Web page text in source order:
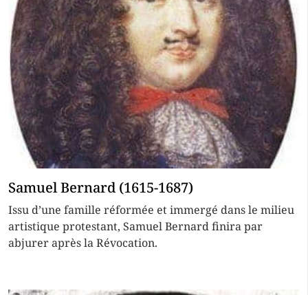
Samuel Bernard (1615-1687)
Issu d’une famille réformée et immergé dans le milieu
artistique protestant, Samuel Bernard finira par
abjurer après la Révocation.